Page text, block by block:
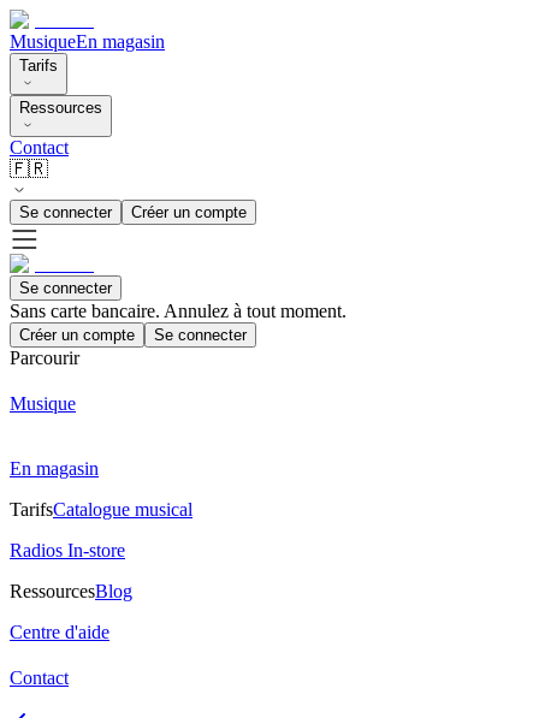
MusiqueEn magasin
Tarifs
Ressources
Contact
🇫🇷
Se connecter Créer un compte
Se connecter
Sans carte bancaire. Annulez à tout moment.
Créer un compte Se connecter
Parcourir
Musique
En magasin
TarifsCatalogue musical
Radios In-store
RessourcesBlog
Centre d'aide
Contact